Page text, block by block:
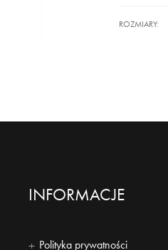
ROZMIARY:
INFORMACJE
Polityka prywatności